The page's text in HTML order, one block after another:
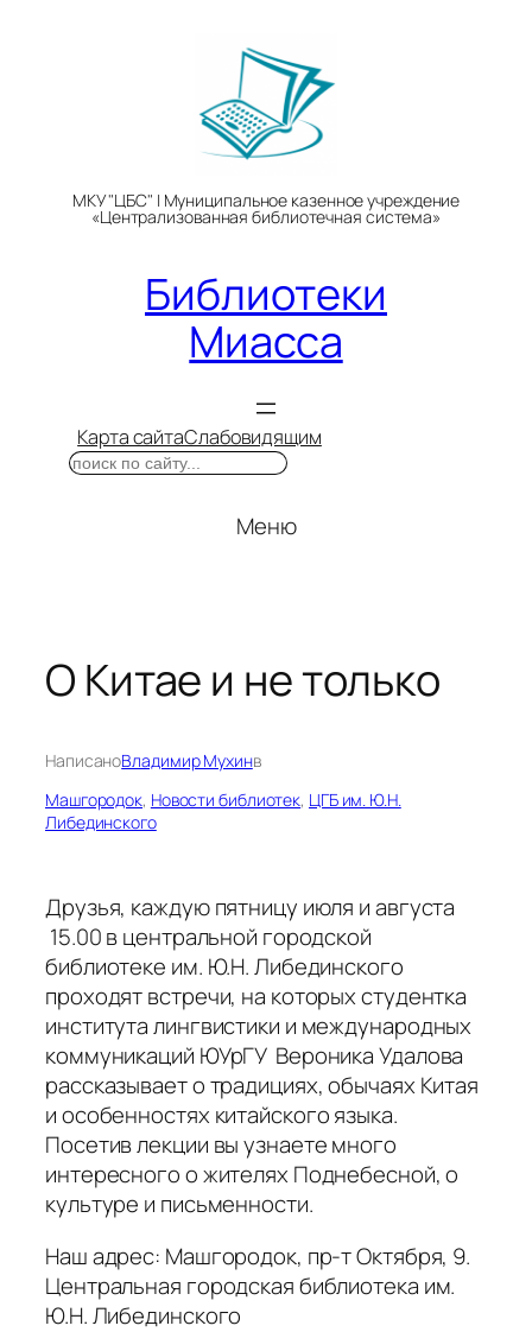
МКУ "ЦБС" | Муниципальное казенное учреждение
«Централизованная библиотечная система»
Библиотеки
Миасса
Карта сайтаСлабовидящим
Поиск
Меню
О Китае и не только
НаписаноВладимир Мухинв
Машгородок, Новости библиотек, ЦГБ им. Ю.Н.
Либединского
Друзья, каждую пятницу июля и августа
15.00 в центральной городской
библиотеке им. Ю.Н. Либединского
проходят встречи, на которых студентка
института лингвистики и международных
коммуникаций ЮУрГУ Вероника Удалова
рассказывает о традициях, обычаях Китая
и особенностях китайского языка.
Посетив лекции вы узнаете много
интересного о жителях Поднебесной, о
культуре и письменности.
Наш адрес: Машгородок, пр-т Октября, 9.
Центральная городская библиотека им.
Ю.Н. Либединского